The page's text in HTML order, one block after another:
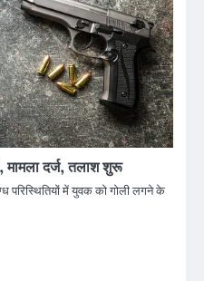
मामला दर्ज, तलाश शुरू
परिस्थितियों में युवक को गोली लगने के